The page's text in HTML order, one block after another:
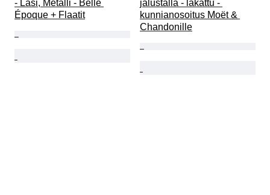
- Lasi, Metalli - Belle
Époque + Flaatit
jalustalla - lakattu -
kunnianosoitus Moët &
Chandonille